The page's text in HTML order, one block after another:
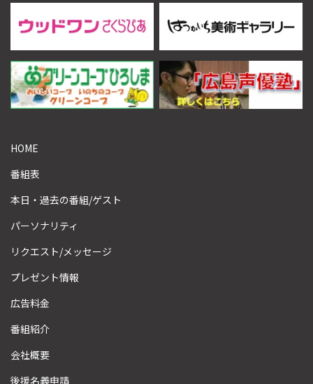
HOME
番組表
本日・過去の番組/ゲスト
パーソナリティ
リクエスト/メッセージ
プレゼント情報
広告料金
番組紹介
会社概要
後援名義申請